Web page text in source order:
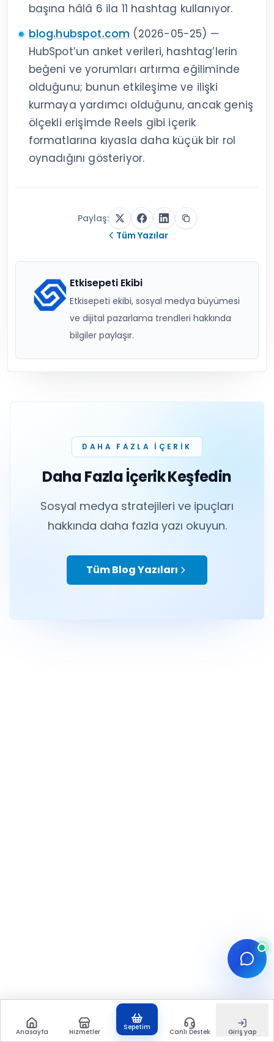
başına hâlâ 6 ila 11 hashtag kullanıyor.
blog.hubspot.com (2026-05-25) —
HubSpot’un anket verileri, hashtag’lerin
beğeni ve yorumları artırma eğiliminde
olduğunu; bunun etkileşime ve ilişki
kurmaya yardımcı olduğunu, ancak geniş
ölçekli erişimde Reels gibi içerik
formatlarına kıyasla daha küçük bir rol
oynadığını gösteriyor.
Paylaş:
Tüm Yazılar
Etkisepeti Ekibi
Etkisepeti ekibi, sosyal medya büyümesi
ve dijital pazarlama trendleri hakkında
bilgiler paylaşır.
DAHA FAZLA IÇERIK
Daha Fazla İçerik Keşfedin
Sosyal medya stratejileri ve ipuçları
hakkında daha fazla yazı okuyun.
Tüm Blog Yazıları
Anasayfa Hizmetler
Sepetim
Canlı Destek Giriş yap